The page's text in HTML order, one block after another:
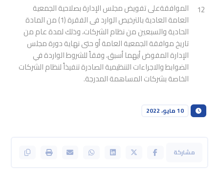
12
الموافقةعلى تفويض مجلس الإدارة بصلاحية الجمعية
العامة العادية بالترخيص الوارد فى الفقرة (1) من المادة
الحادية والسبعين من نظام الشركات، وذلك لمدة عام من
تاريخ موافقة الجمعية العامة أو حتى نهاية دورة مجلس
الإدارة المفوض أيهما أسبق، وفقاً للشروط الواردة في
الضوابط والاجراءات التنظيمية الصادرة تنفيذاً لنظام الشركات
الخاصة بشركات المساهمة المدرجة.
10 مايو، 2022